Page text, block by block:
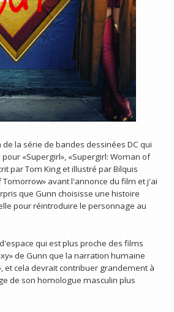
la série de bandes dessinées DC qui
«Supergirl», «Supergirl: Woman of
par Tom King et illustré par Bilquis
Tomorrow» avant l'annonce du film et j'ai
que Gunn choisisse une histoire
pour réintroduire le personnage au
qui est plus proche des films
de Gunn que la narration humaine
et cela devrait contribuer grandement à
de son homologue masculin plus